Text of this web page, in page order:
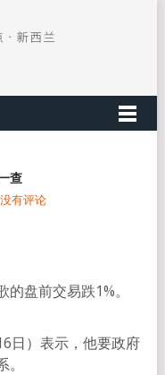
查
没有评论
盘前交易跌1%。
日）表示，他要政府